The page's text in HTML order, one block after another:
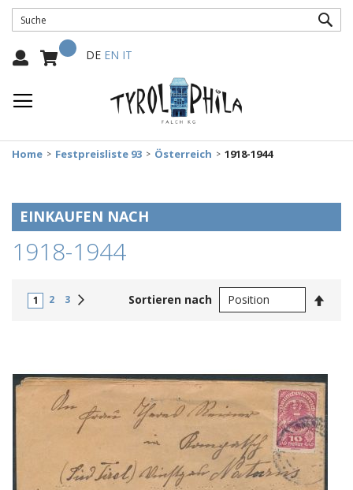
Mein Warenkorb
Select
DE EN IT
Home Festpreisliste 93 Österreich 1918-1944
1918-1944
1 2 3 Sortieren nach
EINKAUFEN NACH